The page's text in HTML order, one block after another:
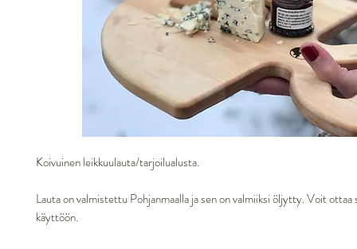
Koivuinen leikkuulauta/tarjoilualusta.
Lauta on valmistettu Pohjanmaalla ja sen on valmiiksi öljytty. Voit ottaa
käyttöön.